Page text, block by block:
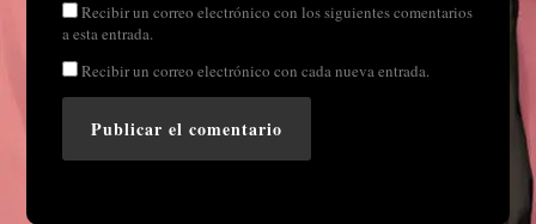
Recibir un correo electrónico con los siguientes comentarios
a esta entrada.
Recibir un correo electrónico con cada nueva entrada.